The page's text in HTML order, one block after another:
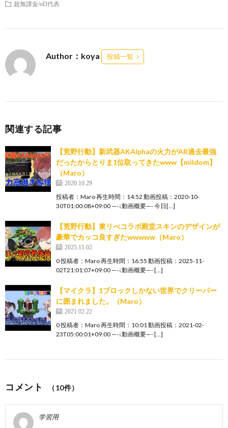
超無課金/αD代表
Author：koya 投稿一覧
関連する記事
【荒野行動】新武器AKAlphaの火力がAR過去最強
だったからとりま1位取ってきたwww【mildom】
（Maro）
2020.10.29
投稿者：Maro 再生時間：14:52 動画投稿：2020-10-
30T01:00:08+09:00 —-↓動画概要—- 今日[…]
【荒野行動】東リべコラボ殿堂スキンのデザインが
豪華でカッコ良すぎたwwwww（Maro）
2025.11.02
0 投稿者：Maro 再生時間：16:55 動画投稿：2025-11-
02T21:01:07+09:00 —-↓動画概要—- […]
【マイクラ】1ブロックしかない世界でクリーパー
に囲まれました。（Maro）
2021.02.22
0 投稿者：Maro 再生時間：10:01 動画投稿：2021-02-
23T05:00:01+09:00 —-↓動画概要—- […]
コメント （10件）
学習用